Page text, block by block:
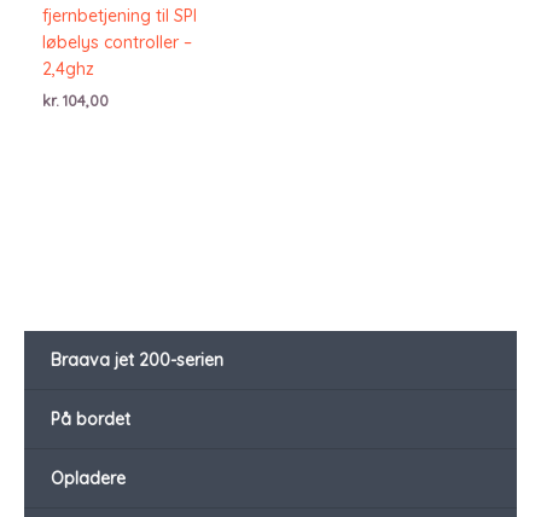
Braava jet 200-serien
På bordet
Opladere
fjernbetjening til SPI
løbelys controller –
2,4ghz
kr.104,00